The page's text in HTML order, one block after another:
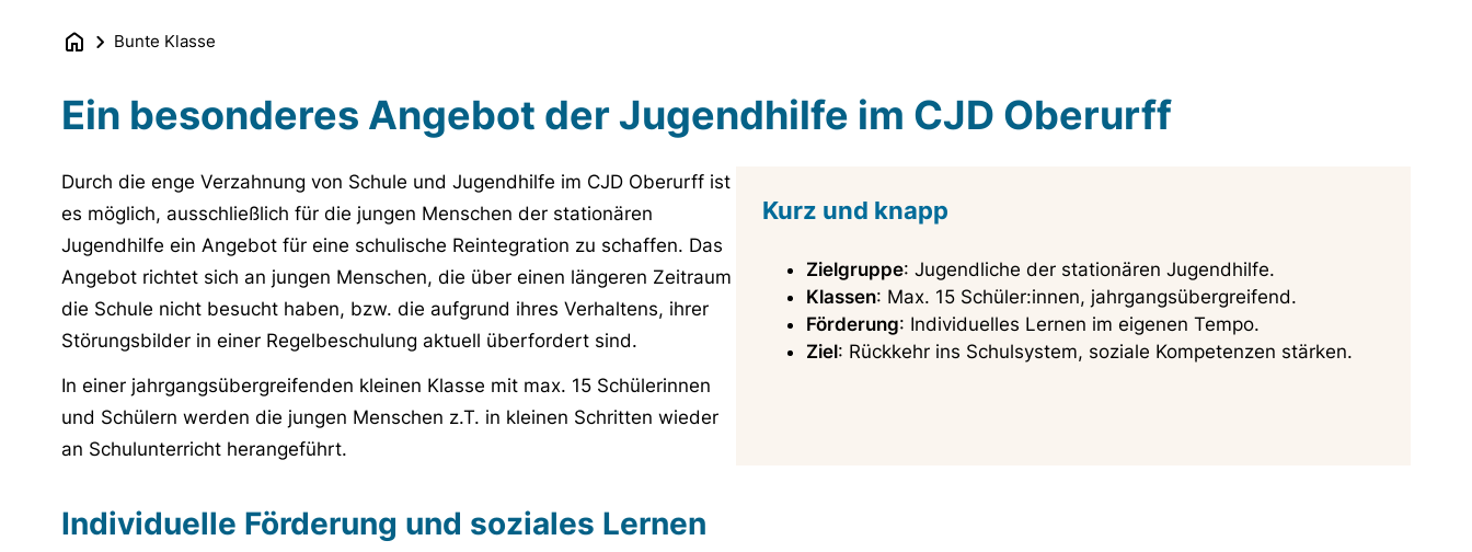
Bunte Klasse
Ein besonderes Angebot der Jugendhilfe im CJD Oberurff
Durch die enge Verzahnung von Schule und Jugendhilfe im CJD Oberurff ist
es möglich, ausschließlich für die jungen Menschen der stationären
Jugendhilfe ein Angebot für eine schulische Reintegration zu schaffen. Das
Angebot richtet sich an jungen Menschen, die über einen längeren Zeitraum
die Schule nicht besucht haben, bzw. die aufgrund ihres Verhaltens, ihrer
Störungsbilder in einer Regelbeschulung aktuell überfordert sind.
In einer jahrgangsübergreifenden kleinen Klasse mit max. 15 Schülerinnen
und Schülern werden die jungen Menschen z.T. in kleinen Schritten wieder
an Schulunterricht herangeführt.
Kurz und knapp
Zielgruppe: Jugendliche der stationären Jugendhilfe.
Klassen: Max. 15 Schüler:innen, jahrgangsübergreifend.
Förderung: Individuelles Lernen im eigenen Tempo.
Ziel: Rückkehr ins Schulsystem, soziale Kompetenzen stärken.
Individuelle Förderung und soziales Lernen